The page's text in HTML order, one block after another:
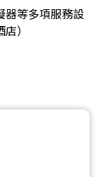
等多項服務設
）